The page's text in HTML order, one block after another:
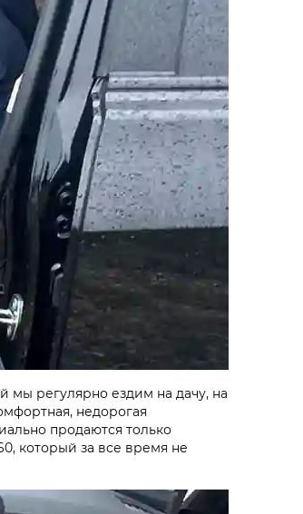
регулярно ездим на дачу, на
недорогая
продаются только
который за все время не